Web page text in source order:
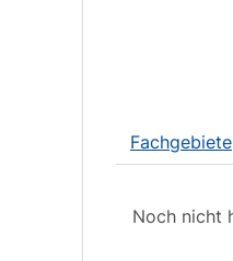
Fachgebiete
Noch nicht